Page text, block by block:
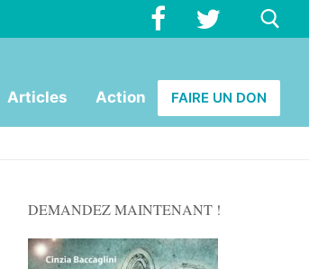
Rechercher :
Articles Action FAIRE UN DON
DEMANDEZ MAINTENANT !